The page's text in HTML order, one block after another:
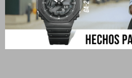
Estado: NUEVO y en su